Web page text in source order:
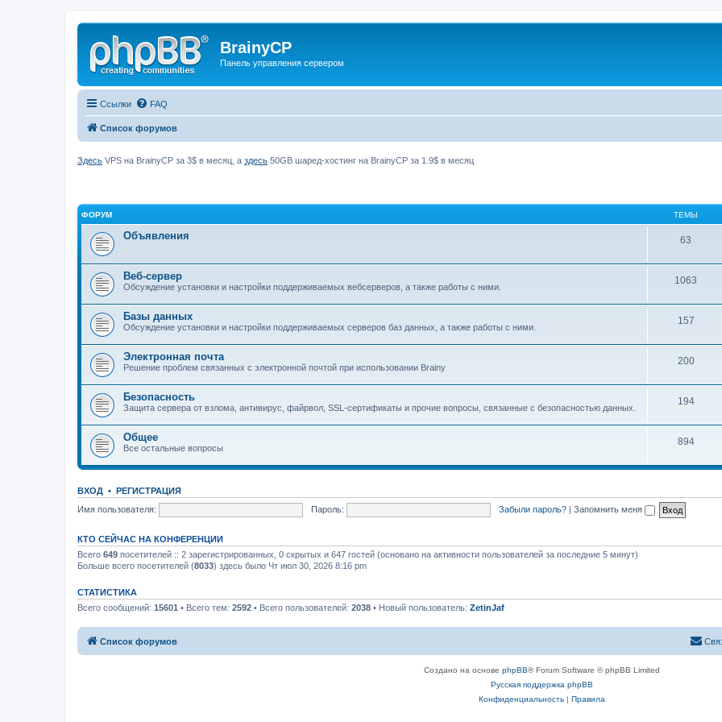
BrainyCP
Панель управления сервером
Ссылки FAQ
Список форумов
Здесь VPS на BrainyCP за 3$ в месяц, а здесь 50GB шаред-хостинг на BrainyCP за 1.9$ в месяц
ФОРУМ ТЕМЫ
Объявления 63
Веб-сервер
Обсуждение установки и настройки поддерживаемых вебсерверов, а также работы с ними.
1063
Базы данных
Обсуждение установки и настройки поддерживаемых серверов баз данных, а также работы с ними.
157
Электронная почта
Решение проблем связанных с электронной почтой при использовании Brainy
200
Безопасность
Защита сервера от взлома, антивирус, файрвол, SSL-сертификаты и прочие вопросы, связанные с безопасностью данных.
194
Общее
Все остальные вопросы
894
ВХОД • РЕГИСТРАЦИЯ
Имя пользователя:
Пароль: Забыли пароль? | Запомнить меня
КТО СЕЙЧАС НА КОНФЕРЕНЦИИ
Всего 649 посетителей :: 2 зарегистрированных, 0 скрытых и 647 гостей (основано на активности пользователей за последние 5 минут)
Больше всего посетителей (8033) здесь было Чт июл 30, 2026 8:16 pm
СТАТИСТИКА
Всего сообщений: 15601 • Всего тем: 2592 • Всего пользователей: 2038 • Новый пользователь: ZetinJaf
Список форумов
Создано на основе phpBB® Forum Software © phpBB Limited
Русская поддержка phpBB
Конфиденциальность| Правила